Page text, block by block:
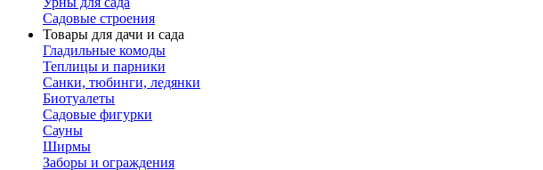
Садовые строения
Товары для дачи и сада
Гладильные комоды
Теплицы и парники
Санки, тюбинги, ледянки
Биотуалеты
Садовые фигурки
Сауны
Ширмы
Заборы и ограждения